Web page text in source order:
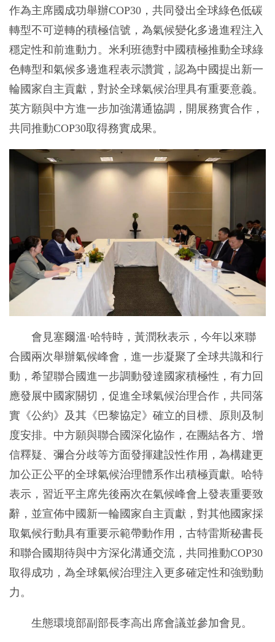
作為主席國成功舉辦COP30，共同發出全球綠色低碳
轉型不可逆轉的積極信號，為氣候變化多邊進程注入
穩定性和前進動力。米利班德對中國積極推動全球綠
色轉型和氣候多邊進程表示讚賞，認為中國提出新一
輪國家自主貢獻，對於全球氣候治理具有重要意義。
英方願與中方進一步加強溝通協調，開展務實合作，
共同推動COP30取得務實成果。
會見塞爾溫·哈特時，黃潤秋表示，今年以來聯
合國兩次舉辦氣候峰會，進一步凝聚了全球共識和行
動，希望聯合國進一步調動發達國家積極性，有力回
應發展中國家關切，促進全球氣候治理合作，共同落
實《公約》及其《巴黎協定》確立的目標、原則及制
度安排。中方願與聯合國深化協作，在團結各方、增
信釋疑、彌合分歧等方面發揮建設性作用，為構建更
加公正公平的全球氣候治理體系作出積極貢獻。哈特
表示，習近平主席先後兩次在氣候峰會上發表重要致
辭，並宣佈中國新一輪國家自主貢獻，對其他國家採
取氣候行動具有重要示範帶動作用，古特雷斯秘書長
和聯合國期待與中方深化溝通交流，共同推動COP30
取得成功，為全球氣候治理注入更多確定性和強勁動
力。
生態環境部副部長李高出席會議並參加會見。